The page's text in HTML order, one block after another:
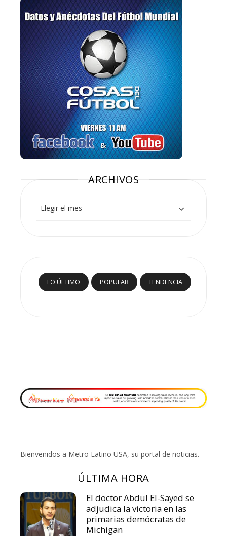
ARCHIVOS
LO ÚLTIMO POPULAR TENDENCIA
Bienvenidos a Metro Latino USA, su portal de noticias.
ÚLTIMA HORA
El doctor Abdul El-Sayed se
adjudica la victoria en las
primarias demócratas de
Michigan